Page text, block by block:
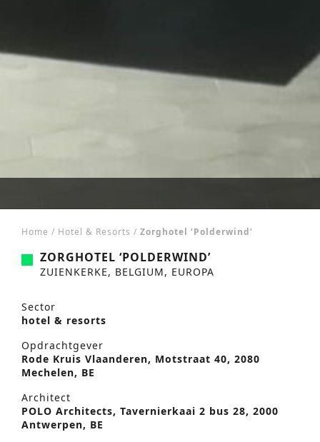
Home / Hotel & Resorts / Zorghotel ‘Polderwind’
ZORGHOTEL ‘POLDERWIND’
ZUIENKERKE, BELGIUM, EUROPA
Sector
hotel & resorts
Opdrachtgever
Rode Kruis Vlaanderen, Motstraat 40, 2080
Mechelen, BE
Architect
POLO Architects, Tavernierkaai 2 bus 28, 2000
Antwerpen, BE